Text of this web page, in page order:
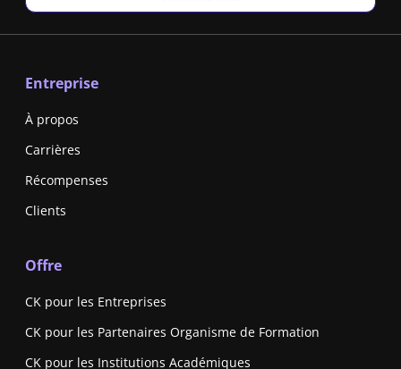
Entreprise
À propos
Carrières
Récompenses
Clients
Offre
CK pour les Entreprises
CK pour les Partenaires Organisme de Formation
CK pour les Institutions Académiques